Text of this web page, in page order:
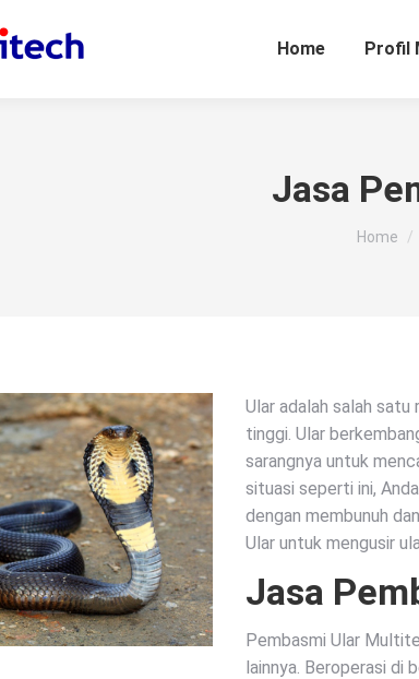
Home Profil
Jasa
You are
Home
Ular adalah salah
tinggi. Ular
sarangnya untuk
situasi seperti ini,
dengan membunuh
Ular untuk mengusir
Jasa
Pembasmi Ular
lainnya. Beroperasi di